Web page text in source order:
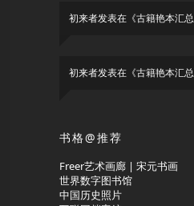
初来者发表在《古籍艳本汇总
初来者发表在《古籍艳本汇总
书格@推荐
Freer艺术画廊 | 宋元书画
世界数字图书馆
中国历史照片